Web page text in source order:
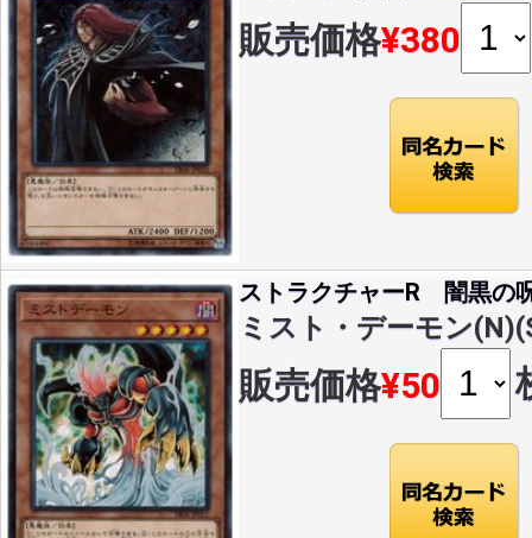
販売価格¥380
ストラクチャーR 闇黒の
ミスト・デーモン
販売価格¥50